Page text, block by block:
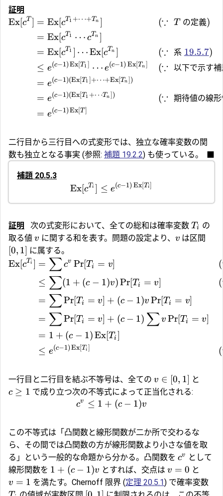
証明
Ex[cT ] = Ex[cT1 +⋯+Tn ]
= Ex[cT1 ⋯ cTn ]
= Ex[cT1 ] ⋯Ex[cTn ]
≤ e(c−1) Ex[T1 ⋯ e(c−1) Ex[ Tn
= e(c−1)(Ex[T1]+⋯+Ex[Tn ])
= e(c−1)(Ex[ T 1 +⋯T n ])
= e(c−1) Ex[T
(∵ T の定義)
(∵ 系 19.5.7)
(∵ 以下で示す
(∵ 期待値の線
二行目から三行目への式変形では、独立な確率変数の関
数も独立となる事実 (参照: 補題 19.2.2) も使っている。
補題 20.5.3
Ex[cTi ] ≤ e(c−1) Ex[Ti ]
証明 次の式変形において、全ての総和は確率変数 Ti
の
取る値 v に関する和を表す。問題の設定より、 v は区間
[0, 1] に属する。
Ex[cTi ] = ∑cv Pr[Ti = v]
≤ ∑(1 + (c − 1)v)Pr[Ti = v]
= ∑Pr[Ti = v] + (c − 1)v Pr[Ti = v]
= ∑Pr[Ti = v] + (c − 1) ∑v Pr[Ti = v]
= 1 + (c − 1)Ex[Ti ]
≤ e(c−1) Ex[Ti
(
(
(
一行目と二行目を結ぶ不等号は、全ての v ∈ [0, 1] と
c ≥ 1 で成り立つ次の不等式によって正当化される:
cv ≤ 1 + (c − 1)v
この不等式は「凸関数と線形関数が二か所で交わるな
ら、その間では凸関数の方が線形関数より小さな値を取
る」という一般的な命題から分かる。凸関数を cv
として
線形関数を 1 + (c − 1)v とすれば、交点は v = 0 と
v = 1 を満たす。Chernoff 限界 (定理 20.5.1) で確率変数